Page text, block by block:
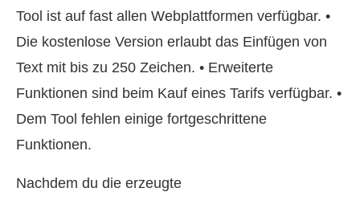
Tool ist auf fast allen Webplattformen verfügbar. •
Die kostenlose Version erlaubt das Einfügen von
Text mit bis zu 250 Zeichen. • Erweiterte
Funktionen sind beim Kauf eines Tarifs verfügbar. •
Dem Tool fehlen einige fortgeschrittene
Funktionen.
Nachdem du die erzeugte